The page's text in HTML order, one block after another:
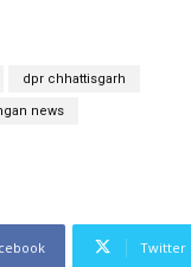
dpr chhattisgarh
news
Twitter